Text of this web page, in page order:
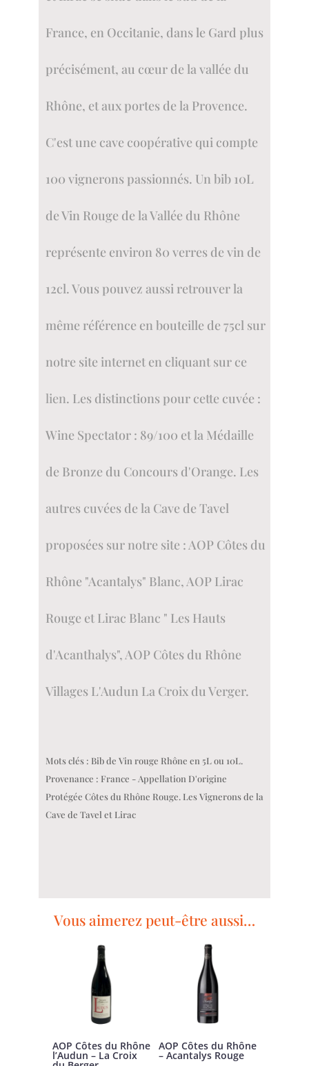
France, en Occitanie, dans le Gard plus
précisément, au cœur de la vallée du
Rhône, et aux portes de la Provence.
C'est une cave coopérative qui compte
100 vignerons passionnés. Un bib 10L
de Vin Rouge de la Vallée du Rhône
représente environ 80 verres de vin de
12cl.Vous pouvez aussi retrouver la
même référence en bouteille de 75cl sur
notre site internet en cliquant sur ce
lien. Les distinctions pour cette cuvée :
Wine Spectator : 89/100 et la Médaille
de Bronze du Concours d'Orange. Les
autres cuvées de la Cave de Tavel
proposées sur notre site : AOP Côtes du
Rhône "Acantalys" Blanc, AOP Lirac
Rouge et Lirac Blanc " Les Hauts
d'Acanthalys", AOP Côtes du Rhône
Villages L'Audun La Croix du Verger.
Mots clés : Bib de Vin rouge Rhône en 5L ou 10L.
Provenance : France - Appellation D'origine
Protégée Côtes du Rhône Rouge. Les Vignerons de la
Cave de Tavel et Lirac
Vous aimerez peut-être aussi…
AOP Côtes du Rhône
l’Audun – La Croix
AOP Côtes du Rhône
– Acantalys Rouge